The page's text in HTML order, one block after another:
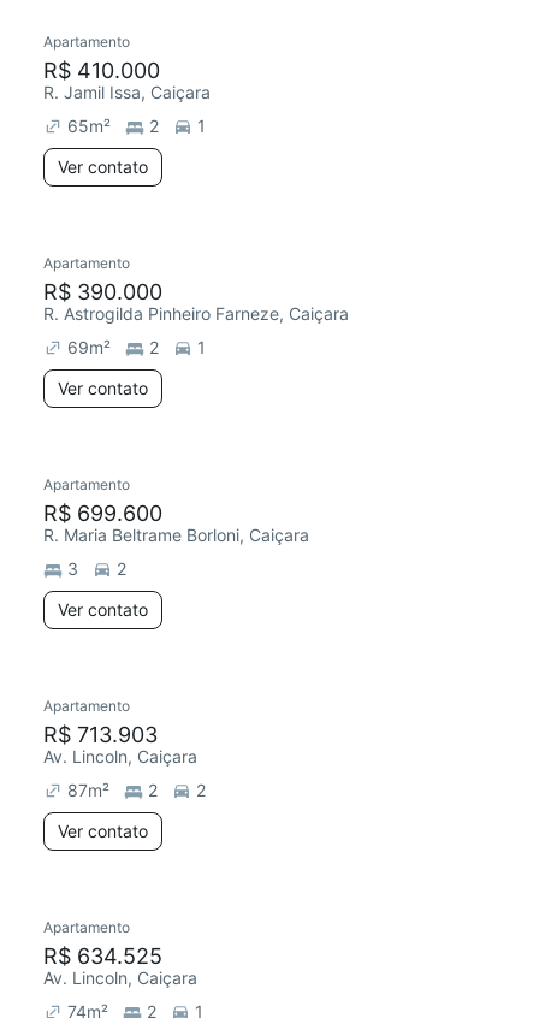
Apartamento
R$ 410.000
R. Jamil Issa, Caiçara
65m² 2
1
Ver contato
Apartamento
R$ 390.000
R. Astrogilda Pinheiro Farneze, Caiçara
69m² 2
1
Ver contato
Apartamento
R$ 699.600
R. Maria Beltrame Borloni, Caiçara
3
2
Ver contato
Apartamento
R$ 713.903
Av. Lincoln, Caiçara
87m² 2
2
Ver contato
Apartamento
R$ 634.525
Av. Lincoln, Caiçara
74m² 2
1